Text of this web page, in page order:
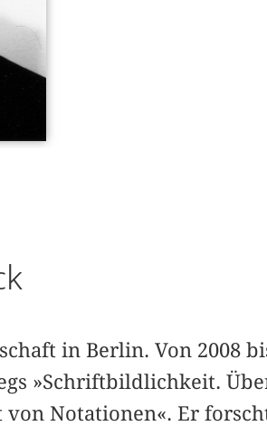
in Berlin. Von 2008
»Schriftbildlichkeit.
Notationen«. Er